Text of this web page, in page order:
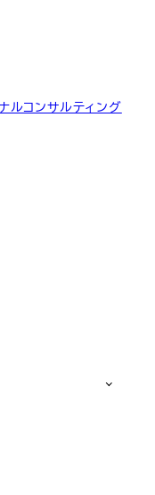
ルコンサルティング